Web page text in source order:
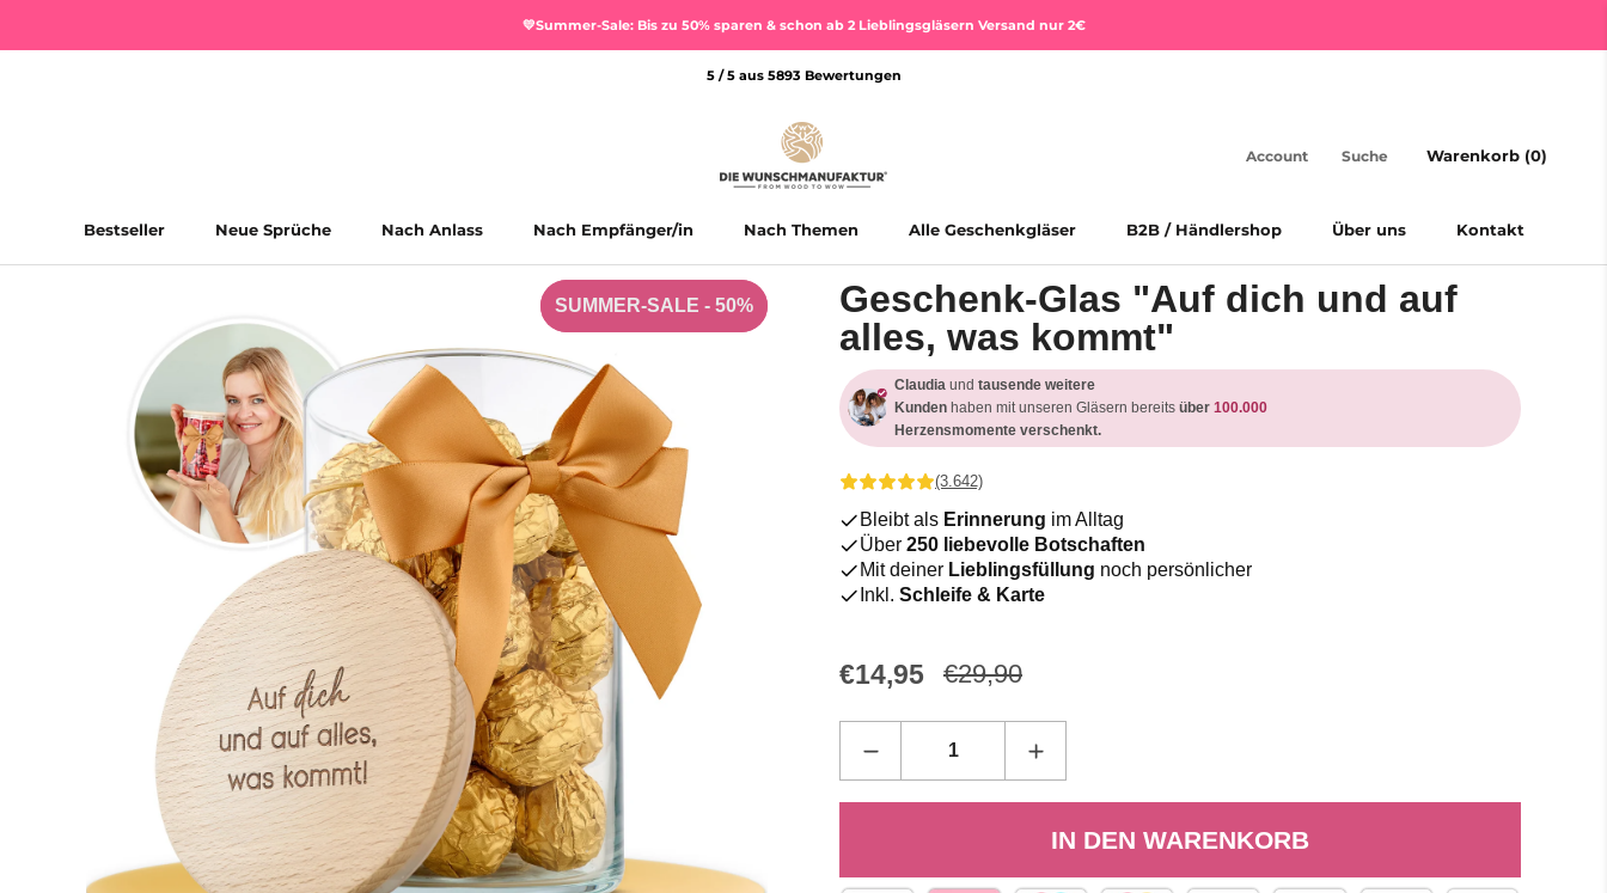
💛Summer-Sale: Bis zu 50% sparen & schon ab 2 Lieblingsgläsern Versand nur 2€
5 / 5 aus 5893 Bewertungen
Bestseller
Neue Sprüche
Nach Anlass Nach Empfänger/in Nach Themen
Alle Geschenkgläser
B2B / Händlershop
Über uns
Kontakt
Account Suche Warenkorb (0)
SUMMER-SALE - 50%
SUMMER-SALE - 50%
Geschenk-Glas "Auf dich und auf
alles, was kommt"
Claudia und tausende weitere
Kunden haben mit unseren Gläsern bereits über 100.000
Herzensmomente verschenkt.
(3.642)
Bleibt als Erinnerung im Alltag
Über 250 liebevolle Botschaften
Mit deiner Lieblingsfüllung noch persönlicher
Inkl. Schleife & Karte
€14,95 €29,90
IN DEN WARENKORB